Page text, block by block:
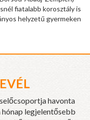
fiatalabb korosztály is
helyzetű gyermeken
havonta
legjelentősebb